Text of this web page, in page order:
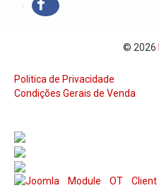
© 2026
Politica de Privacidade
Condições Gerais de Venda